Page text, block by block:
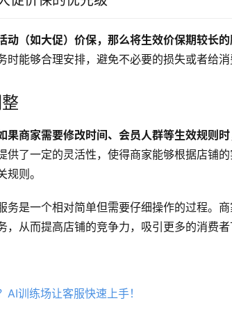
动（如大促）价保，那么将生效价保期较长
时能够合理安排，避免不必要的损失或者给消
果商家需要修改时间、会员人群等生效规则
供了一定的灵活性，使得商家能够根据店铺的
则。
务是一个相对简单但需要仔细操作的过程。
，从而提高店铺的竞争力，吸引更多的消费者
训练场让客服快速上手！